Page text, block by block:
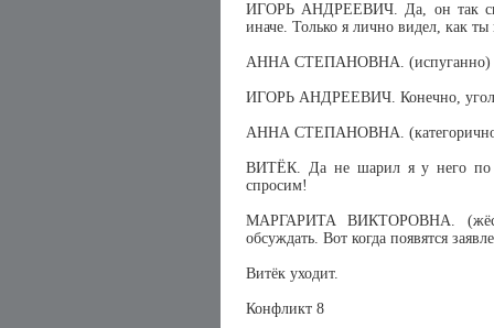
ИГОРЬ АНДРЕЕВИЧ. Да, он так
иначе. Только я лично видел, как
АННА СТЕПАНОВНА. (испуганно)
ИГОРЬ АНДРЕЕВИЧ. Конечно,
АННА СТЕПАНОВНА.
ВИТЁК. Да не шарил я у него по
спросим!
МАРГАРИТА ВИКТОРОВНА.
обсуждать. Вот когда появятся
Витёк уходит.
Конфликт 8